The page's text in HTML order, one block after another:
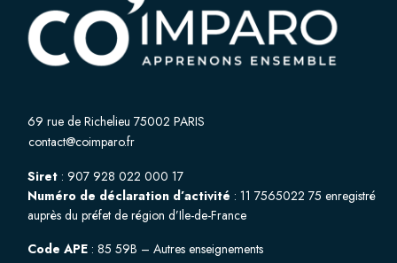
69 rue de Richelieu 75002 PARIS
contact@coimparo.fr
Siret : 907 928 022 000 17
Numéro de déclaration d’activité : 11 7565022 75 enregistré
auprès du préfet de région d’Ile-de-France
Code APE : 85 59B – Autres enseignements